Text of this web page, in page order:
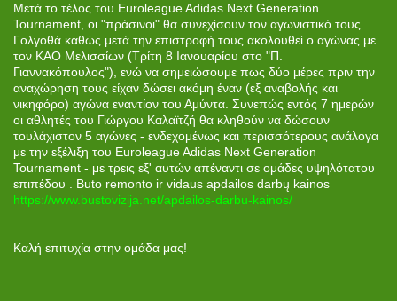
Μετά το τέλος του Euroleague Adidas Next Generation
Tournament, οι "πράσινοι" θα συνεχίσουν τον αγωνιστικό τους
Γολγοθά καθώς μετά την επιστροφή τους ακολουθεί ο αγώνας με
τον ΚΑΟ Μελισσίων (Τρίτη 8 Ιανουαρίου στο "Π.
Γιαννακόπουλος"), ενώ να σημειώσουμε πως δύο μέρες πριν την
αναχώρηση τους είχαν δώσει ακόμη έναν (εξ αναβολής και
νικηφόρο) αγώνα εναντίον του Αμύντα. Συνεπώς εντός 7 ημερών
οι αθλητές του Γιώργου Καλαϊτζή θα κληθούν να δώσουν
τουλάχιστον 5 αγώνες - ενδεχομένως και περισσότερους ανάλογα
με την εξέλιξη του Euroleague Adidas Next Generation
Tournament - με τρεις εξ' αυτών απέναντι σε ομάδες υψηλότατου
επιπέδου . Buto remonto ir vidaus apdailos darbų kainos
https://www.bustovizija.net/apdailos-darbu-kainos/
Καλή επιτυχία στην ομάδα μας!